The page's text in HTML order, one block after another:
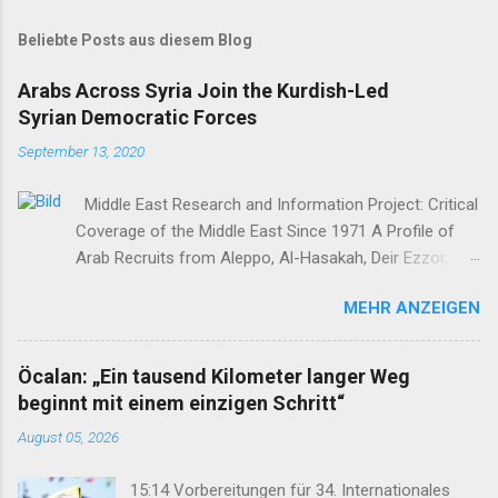
Beliebte Posts aus diesem Blog
Arabs Across Syria Join the Kurdish-Led
Syrian Democratic Forces
September 13, 2020
Middle East Research and Information Project: Critical
Coverage of the Middle East Since 1971 A Profile of
Arab Recruits from Aleppo, Al-Hasakah, Deir Ezzor,
Austin Holmes In: 295 (Summer 2020) I n 2012, as the
so-called Arab Spring protests in Damascus and
elsewhere in Syria descended into a brutal civil war,
President Bashar al-Asad withdrew his forces from
northern Syria to turn their guns on rebels in the south.
Into the vacuum stepped the Democratic Union Party
MEHR ANZEIGEN
Öcalan: „Ein tausend Kilometer langer Weg
beginnt mit einem einzigen Schritt“
August 05, 2026
15:14 Vorbereitungen für 34. Internationales